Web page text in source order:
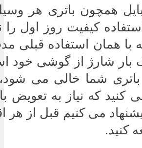
همچون باتری هر
کیفیت روز اول را
با همان استفاده قبلی
بار شارژ از گوشی خود
باتری شما خالی می
که نیاز به تعویض
می کنیم قبل از هر
کنید.